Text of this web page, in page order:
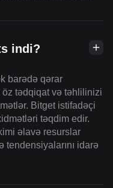
indi?
barədə qərar
tədqiqat və təhlilinizi
Bitget istifadəçi
təqdim edir.
əlavə resurslar
idarə